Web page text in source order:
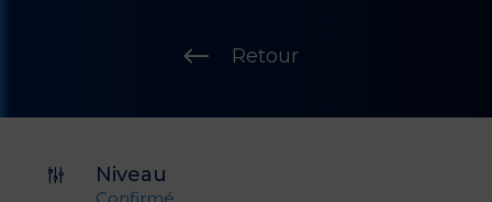
# Retour
g Niveau